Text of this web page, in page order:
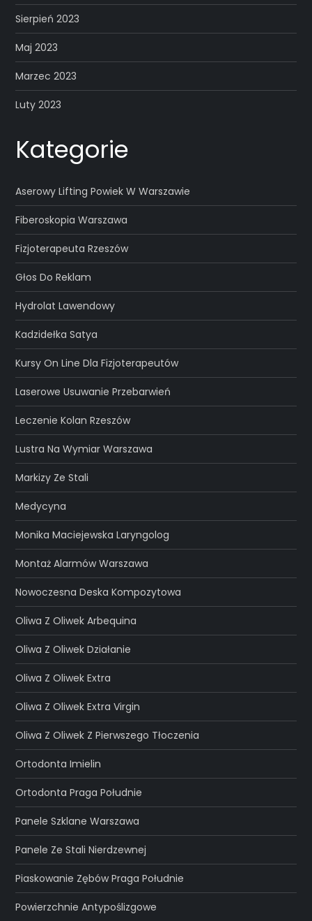
Sierpień 2023
Maj 2023
Marzec 2023
Luty 2023
Kategorie
Aserowy Lifting Powiek W Warszawie
Fiberoskopia Warszawa
Fizjoterapeuta Rzeszów
Głos Do Reklam
Hydrolat Lawendowy
Kadzidełka Satya
Kursy On Line Dla Fizjoterapeutów
Laserowe Usuwanie Przebarwień
Leczenie Kolan Rzeszów
Lustra Na Wymiar Warszawa
Markizy Ze Stali
Medycyna
Monika Maciejewska Laryngolog
Montaż Alarmów Warszawa
Nowoczesna Deska Kompozytowa
Oliwa Z Oliwek Arbequina
Oliwa Z Oliwek Działanie
Oliwa Z Oliwek Extra
Oliwa Z Oliwek Extra Virgin
Oliwa Z Oliwek Z Pierwszego Tłoczenia
Ortodonta Imielin
Ortodonta Praga Południe
Panele Szklane Warszawa
Panele Ze Stali Nierdzewnej
Piaskowanie Zębów Praga Południe
Powierzchnie Antypoślizgowe